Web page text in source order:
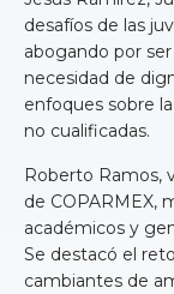
desafíos de las
abogando por
necesidad de
enfoques sobre
no cualificadas.
Roberto Ramos,
de COPARMEX,
académicos y
Se destacó el
cambiantes de